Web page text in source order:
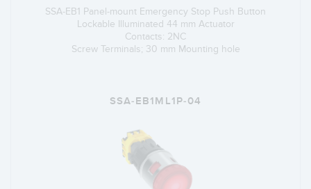
SSA-EB1 Panel-mount Emergency Stop Push Button
Lockable Illuminated 44 mm Actuator
Contacts: 2NC
Screw Terminals; 30 mm Mounting hole
SSA-EB1ML1P-04